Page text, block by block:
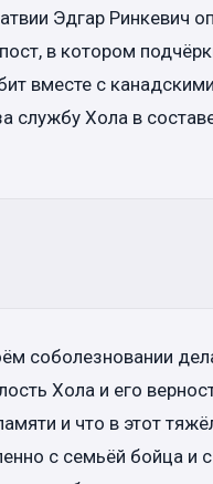
Эдгар Ринкевич
в котором
вместе с
службу Хола в
соболезновании
Хола и его
и что в этот
с семьёй бойца и с